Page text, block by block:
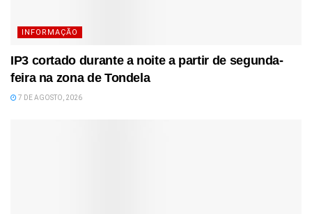
INFORMAÇÃO
IP3 cortado durante a noite a partir de segunda-
feira na zona de Tondela
7 DE AGOSTO, 2026